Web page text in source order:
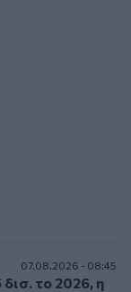
07.08.2026 - 08:45
δισ. το 2026, η